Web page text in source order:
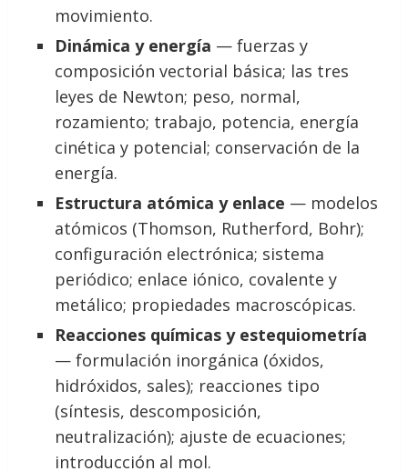
movimiento.
Dinámica y energía — fuerzas y
composición vectorial básica; las tres
leyes de Newton; peso, normal,
rozamiento; trabajo, potencia, energía
cinética y potencial; conservación de la
energía.
Estructura atómica y enlace — modelos
atómicos (Thomson, Rutherford, Bohr);
configuración electrónica; sistema
periódico; enlace iónico, covalente y
metálico; propiedades macroscópicas.
Reacciones químicas y estequiometría
— formulación inorgánica (óxidos,
hidróxidos, sales); reacciones tipo
(síntesis, descomposición,
neutralización); ajuste de ecuaciones;
introducción al mol.